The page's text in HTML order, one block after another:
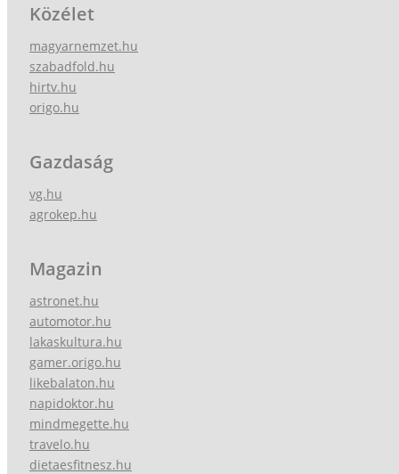
Közélet
magyarnemzet.hu
szabadfold.hu
hirtv.hu
origo.hu
Gazdaság
vg.hu
agrokep.hu
Magazin
astronet.hu
automotor.hu
lakaskultura.hu
gamer.origo.hu
likebalaton.hu
napidoktor.hu
mindmegette.hu
travelo.hu
dietaesfitnesz.hu